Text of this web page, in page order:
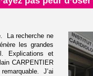
La recherche ne
les grandes
Explications et
CARPENTIER
J’ai